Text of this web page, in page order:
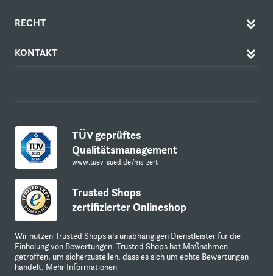
RECHT
KONTAKT
TÜV geprüftes
Qualitätsmanagement
www.tuev-sued.de/ms-zert
Trusted Shops
zertifizierter Onlineshop
Wir nutzen Trusted Shops als unabhängigen Dienstleister für die
Einholung von Bewertungen. Trusted Shops hat Maßnahmen
getroffen, um sicherzustellen, dass es sich um echte Bewertungen
handelt. Mehr Informationen